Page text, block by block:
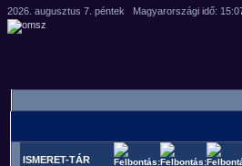
ISMERET-TÁR